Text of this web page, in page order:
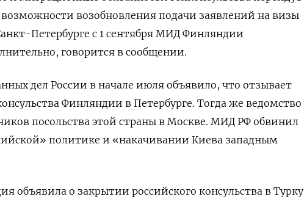
возможности возобновления подачи заявлений на визы
Петербурге с 1 сентября МИД Финляндии
говорится в сообщении.
дел России в начале июля объявило, что отзывает
Финляндии в Петербурге. Тогда же ведомство
посольства этой страны в Москве. МИД РФ обвинил
политике и «накачивании Киева западным
объявила о закрытии российского консульства в Турку